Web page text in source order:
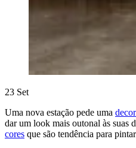
23 Set
Uma nova estação pede uma
dar um look mais outonal às suas
cores que são tendência para